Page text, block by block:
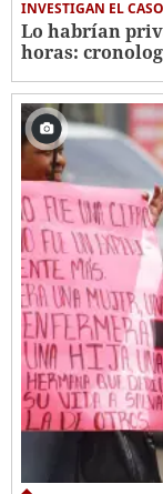
INVESTIGAN EL CASO
Lo habrían
horas: